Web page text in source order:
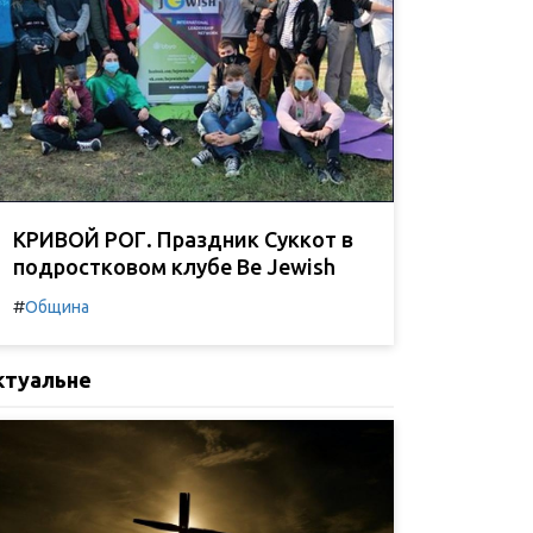
КРИВОЙ РОГ. Праздник Суккот в
подростковом клубе Be Jewish
#Община